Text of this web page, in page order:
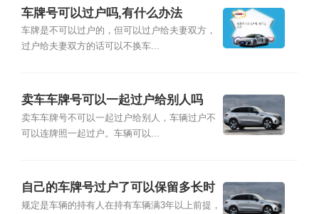
车牌号可以过户吗,有什么办法
车牌是不可以过户的，但可以过户给夫妻双方，
过户给夫妻双方的话可以不换车...
卖车车牌号可以一起过户给别人吗
卖车车牌号不可以一起过户给别人，车辆过户不
可以连牌照一起过户。车辆可以...
自己的车牌号过户了可以保留多长时
间
规定是车辆的持有人在持有车辆满3年以上前提，